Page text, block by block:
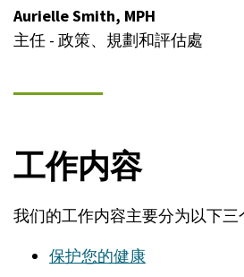
Aurielle Smith, MPH
主任 - 政策、規劃和評估處
工作内容
我们的工作内容主要分为以下三
保护您的健康